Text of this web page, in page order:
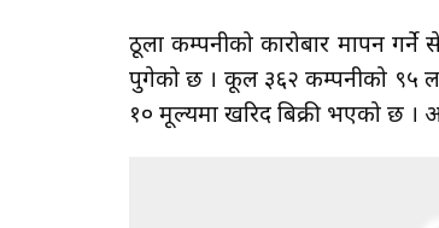
ठूला कम्पनीको कारोबार मापन
पुगेको छ । कूल ३६२ कम्पनीको ९५
१० मूल्यमा खरिद बिक्री भएको छ